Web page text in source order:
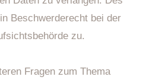
Beschwerderecht bei der
zu.
Fragen zum Thema